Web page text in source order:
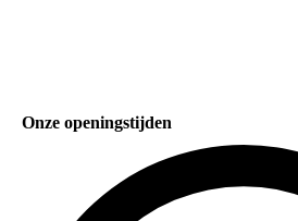
Onze openingstijden